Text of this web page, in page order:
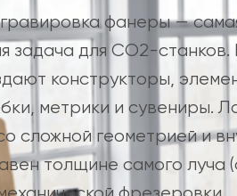
фанеры —
задача для CO2-станков.
конструкторы,
метрики и сувениры.
сложной геометрией и
толщине самого луча